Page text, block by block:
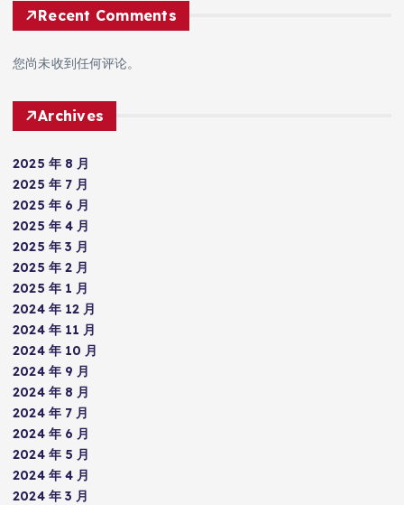
Recent Comments
您尚未收到任何评论。
Archives
2025 年 8 月
2025 年 7 月
2025 年 6 月
2025 年 4 月
2025 年 3 月
2025 年 2 月
2025 年 1 月
2024 年 12 月
2024 年 11 月
2024 年 10 月
2024 年 9 月
2024 年 8 月
2024 年 7 月
2024 年 6 月
2024 年 5 月
2024 年 4 月
2024 年 3 月